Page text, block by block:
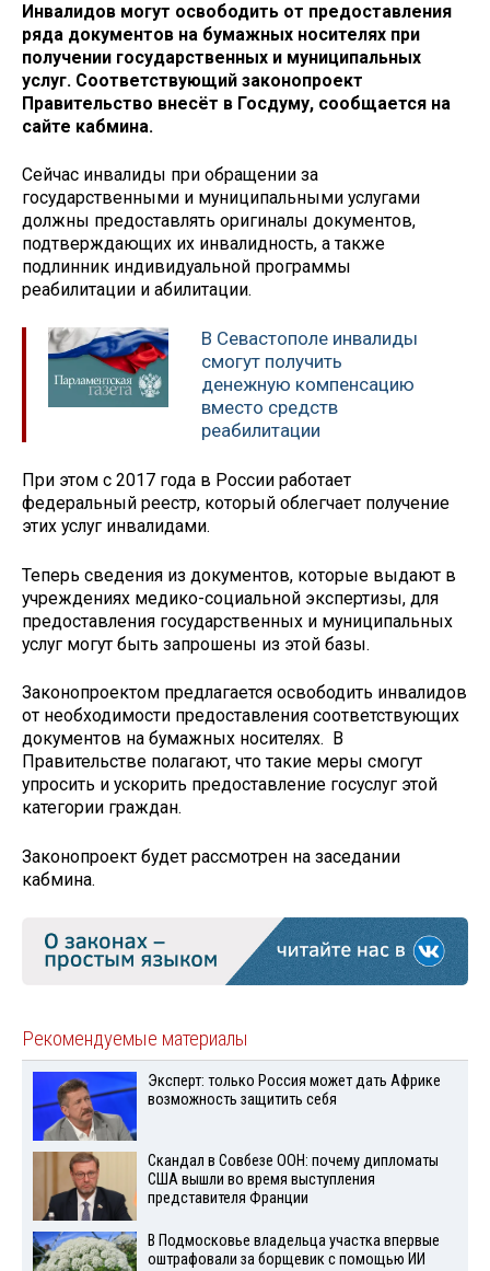
Инвалидов могут освободить от предоставления
ряда документов на бумажных носителях при
получении государственных и муниципальных
услуг. Соответствующий законопроект
Правительство внесёт в Госдуму, сообщается на
сайте кабмина.
Сейчас инвалиды при обращении за
государственными и муниципальными услугами
должны предоставлять оригиналы документов,
подтверждающих их инвалидность, а также
подлинник индивидуальной программы
реабилитации и абилитации.
В Севастополе инвалиды
смогут получить
денежную компенсацию
вместо средств
реабилитации
При этом с 2017 года в России работает
федеральный реестр, который облегчает получение
этих услуг инвалидами.
Теперь сведения из документов, которые выдают в
учреждениях медико-социальной экспертизы, для
предоставления государственных и муниципальных
услуг могут быть запрошены из этой базы.
Законопроектом предлагается освободить инвалидов
от необходимости предоставления соответствующих
документов на бумажных носителях. В
Правительстве полагают, что такие меры смогут
упросить и ускорить предоставление госуслуг этой
категории граждан.
Законопроект будет рассмотрен на заседании
кабмина.
Рекомендуемые материалы
Эксперт: только Россия может дать Африке
возможность защитить себя
Скандал в Совбезе ООН: почему дипломаты
США вышли во время выступления
представителя Франции
В Подмосковье владельца участка впервые
оштрафовали за борщевик с помощью ИИ